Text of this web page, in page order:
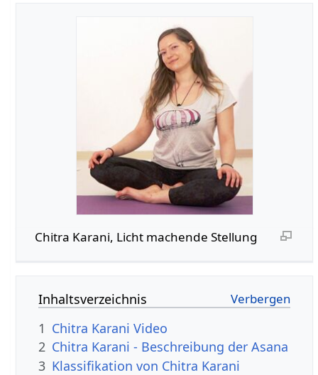
Chitra Karani, Licht machende Stellung
Inhaltsverzeichnis
1 Chitra Karani Video
2 Chitra Karani - Beschreibung der Asana
3 Klassifikation von Chitra Karani